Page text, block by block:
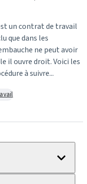
un contrat de travail
que dans les
ne peut avoir
il ouvre droit. Voici les
à suivre...